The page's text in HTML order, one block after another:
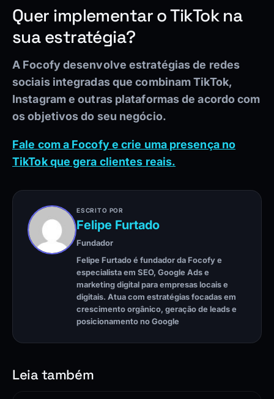
Quer implementar o TikTok na
sua estratégia?
A Focofy desenvolve estratégias de redes
sociais integradas que combinam TikTok,
Instagram e outras plataformas de acordo com
os objetivos do seu negócio.
Fale com a Focofy e crie uma presença no
TikTok que gera clientes reais.
ESCRITO POR
Felipe Furtado
Fundador
Felipe Furtado é fundador da Focofy e
especialista em SEO, Google Ads e
marketing digital para empresas locais e
digitais. Atua com estratégias focadas em
crescimento orgânico, geração de leads e
posicionamento no Google
Leia também